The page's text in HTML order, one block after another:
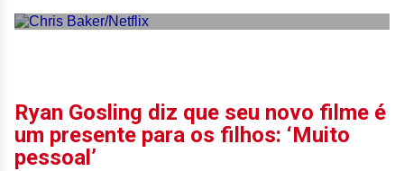
Ryan Gosling diz que seu novo filme é
um presente para os filhos: ‘Muito
pessoal’